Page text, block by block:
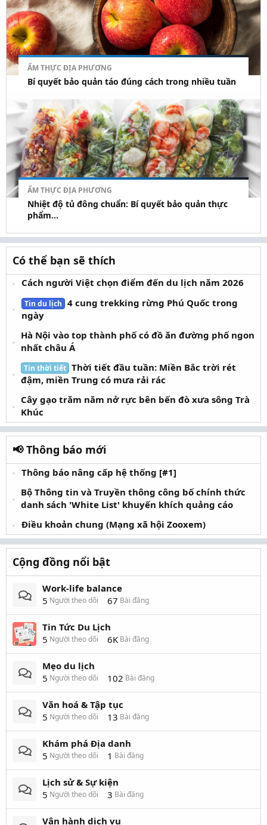
ẨM THỰC ĐỊA PHƯƠNG
Bí quyết bảo quản táo đúng cách trong nhiều tuần
ẨM THỰC ĐỊA PHƯƠNG
Nhiệt độ tủ đông chuẩn: Bí quyết bảo quản thực
phẩm...
Có thể bạn sẽ thích
Cách người Việt chọn điểm đến du lịch năm 2026
Tin du lịch 4 cung trekking rừng Phú Quốc trong
ngày
Hà Nội vào top thành phố có đồ ăn đường phố ngon
nhất châu Á
Tin thời tiết Thời tiết đầu tuần: Miền Bắc trời rét
đậm, miền Trung có mưa rải rác
Cây gạo trăm năm nở rực bên bến đò xưa sông Trà
Khúc
📢 Thông báo mới
Thông báo nâng cấp hệ thống [#1]
Bộ Thông tin và Truyền thông công bố chính thức
danh sách 'White List' khuyến khích quảng cáo
Điều khoản chung (Mạng xã hội Zooxem)
Cộng đồng nổi bật
Work-life balance
5 Người theo dõi 67 Bài đăng
Tin Tức Du Lịch
5 Người theo dõi 6K Bài đăng
Mẹo du lịch
5 Người theo dõi 102 Bài đăng
Văn hoá & Tập tục
5 Người theo dõi 13 Bài đăng
Khám phá Địa danh
5 Người theo dõi 1 Bài đăng
Lịch sử & Sự kiện
5 Người theo dõi 3 Bài đăng
Vận hành dịch vụ